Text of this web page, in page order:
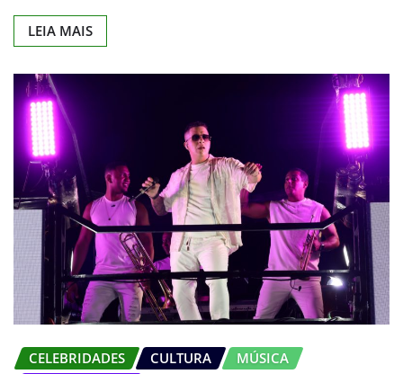
LEIA MAIS
CELEBRIDADES CULTURA
MÚSICA